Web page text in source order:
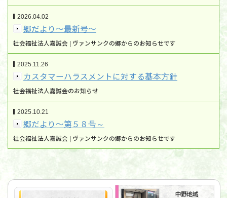
2026.04.02
郷だより～最新号～
社会福祉法人嘉誠会 | ヴァンサンクの郷からのお知らせです
2025.11.26
カスタマーハラスメントに対する基本方針
社会福祉法人嘉誠会のお知らせ
2025.10.21
郷だより～第５８号～
社会福祉法人嘉誠会 | ヴァンサンクの郷からのお知らせです